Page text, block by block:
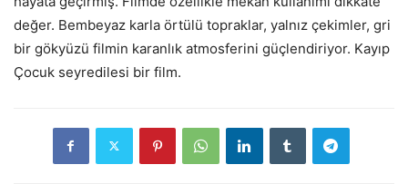
değer. Bembeyaz karla örtülü topraklar, yalnız çekimler, gri
bir gökyüzü filmin karanlık atmosferini güçlendiriyor. Kayıp
Çocuk seyredilesi bir film.